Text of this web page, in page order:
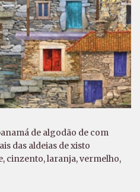
de algodão de com
das aldeias de xisto
cinzento, laranja, vermelho,